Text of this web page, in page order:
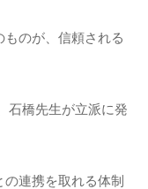
のが、信頼される
石橋先生が立派に発
連携を取れる体制